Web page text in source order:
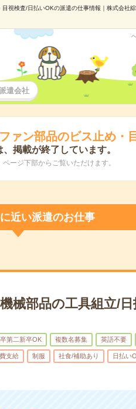
目視検査/日払いOKの派遣の仕事情報｜株式会
遣会社
ァン部品のビス止め・
掲載が終了しています。
ージ下部からご覧いただけます。
近い派遣のお仕事
械部品の工具組立/
第二新卒OK 複数名募集 英語不要
支給 制服 社食/補助あり 日払い